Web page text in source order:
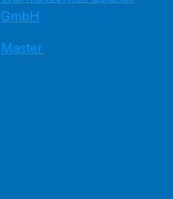
GmbH
Master